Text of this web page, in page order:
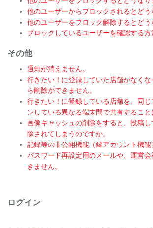
他のユーザーからブロックされるとどう
他のユーザーをブロック解除するとどう
ブロックしているユーザーを確認する方
その他
通知が消えません。
行きたい！に登録していた店舗がなく
ら削除ができません。
行きたい！に登録している店舗を、同じ
ンしている異なる端末間で共有すること
画像キャッシュの削除をすると、投稿し
除されてしまうのですか。
記録等の非公開機能（鍵アカウント機能
パスワード再設定用のメールや、運営
きません。
ログイン